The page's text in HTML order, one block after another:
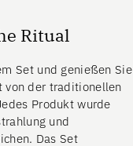
Ritual
Set und genießen Sie
von der traditionellen
Produkt wurde
und
Das Set